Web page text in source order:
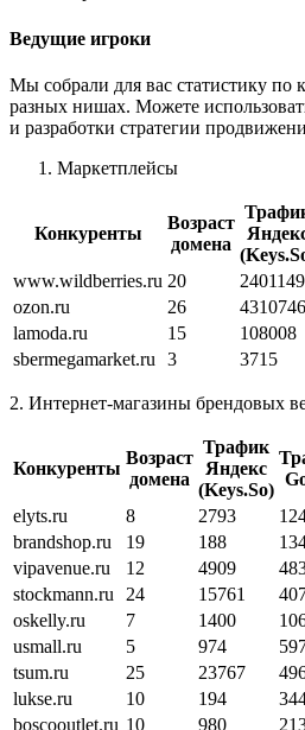
Ведущие игроки
Мы собрали для вас статистику по
разных нишах. Можете
и разработки стратегии
Маркетплейсы
Конкуренты
Возраст
домена
www.wildberries.ru 20 2401149
ozon.ru
26 4310746
lamoda.ru
15 108008
sbermegamarket.ru
3 3715
2. Интернет-магазины брендовых
Конкуренты
Возраст
домена
Трафик
Яндекс
(Keys.So)
elyts.ru 8 2793
brandshop.ru
19 188
vipavenue.ru
12 4909
stockmann.ru
24 15761
oskelly.ru
7 1400
usmall.ru
5 974
tsum.ru
25 23767
lukse.ru
10 194
boscooutlet.ru 10 980